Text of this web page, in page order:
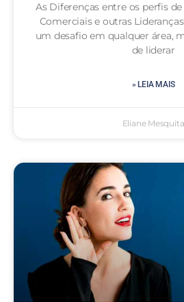
As Diferenças entre os perfis
Comerciais e outras
um desafio em qualquer área,
de liderar
» LEIA MAIS
Eliane Mesquita